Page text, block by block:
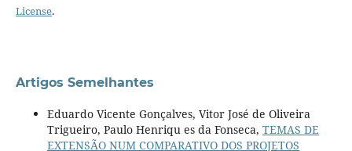
License.
Artigos Semelhantes
Eduardo Vicente Gonçalves, Vitor José de Oliveira
Trigueiro, Paulo Henriqu es da Fonseca, TEMAS DE
EXTENSÃO NUM COMPARATIVO DOS PROJETOS